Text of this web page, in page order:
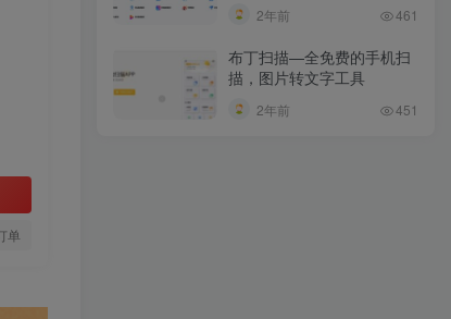
单
2年前 461
布丁扫描—全免费的手机扫
描，图片转文字工具
2年前 451